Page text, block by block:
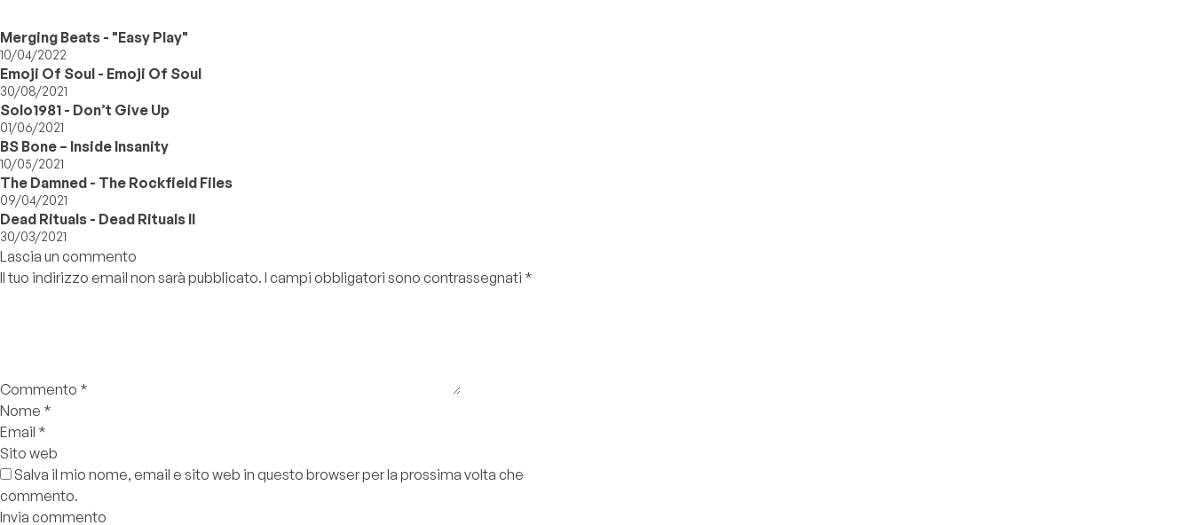
Merging Beats - "Easy Play"
10/04/2022
Emoji Of Soul - Emoji Of Soul
30/08/2021
Solo1981 - Don’t Give Up
01/06/2021
BS Bone – Inside Insanity
10/05/2021
The Damned - The Rockfield Files
09/04/2021
Dead Rituals - Dead Rituals II
30/03/2021
Lascia un commento
Il tuo indirizzo email non sarà pubblicato. I campi obbligatori sono contrassegnati *
Commento *
Nome *
Email *
Sito web
Salva il mio nome, email e sito web in questo browser per la prossima volta che
commento.